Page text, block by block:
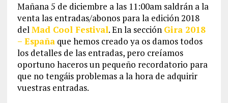
Mañana 5 de diciembre a las 11:00am saldrán a la
venta las entradas/abonos para la edición 2018
delMad Cool Festival. En la sección Gira 2018
– Españaque hemos creado ya os damos todos
los detalles de las entradas, pero creíamos
oportuno haceros un pequeño recordatorio para
que no tengáis problemas a la hora de adquirir
vuestras entradas.